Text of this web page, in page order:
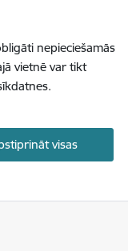
nepieciešamās
vietnē var tikt
visas